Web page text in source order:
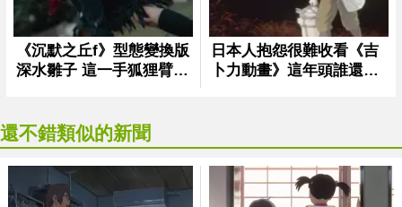
還不錯類似的新聞